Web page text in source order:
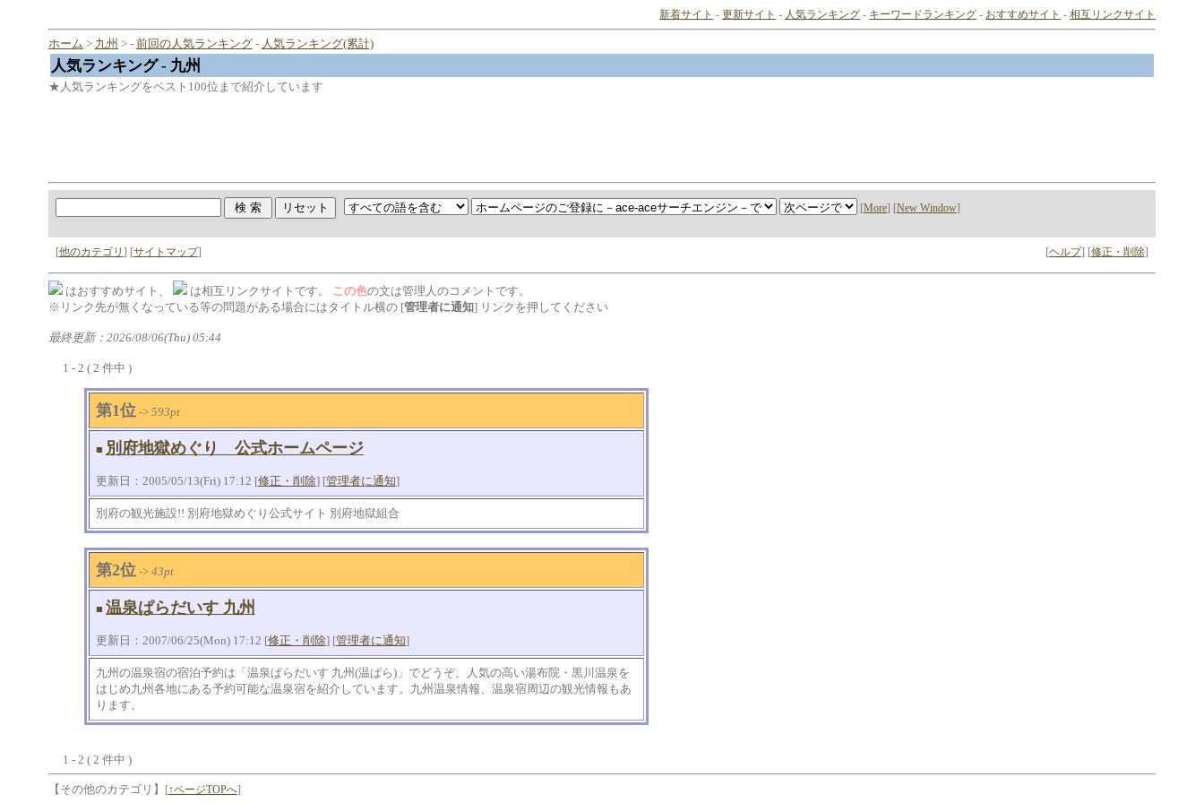
新着サイト -更新サイト - 人気ランキング - キーワードランキング - おすすめサイト -相互リンクサイト
ホーム > 九州 > - 前回の人気ランキング- 人気ランキング(累計)
人気ランキング - 九州
★人気ランキングをベスト100位まで紹介しています
[More] [New Window]
[他のカテゴリ ] [サイトマップ] [ヘルプ] [修正・削除]
はおすすめサイト、 は相互リンクサイトです。 この色の文は管理人のコメントです。
※リンク先が無くなっている等の問題がある場合にはタイトル横の [管理者に通知] リンクを押してください
最終更新：2026/08/06(Thu) 05:44
1 - 2 ( 2 件中 )
第1位-> 593pt
■ 別府地獄めぐり 公式ホームページ
更新日：2005/05/13(Fri) 17:12 [修正・削除] [管理者に通知]
別府の観光施設!! 別府地獄めぐり公式サイト 別府地獄組合
第2位-> 43pt
■ 温泉ぱらだいす 九州
更新日：2007/06/25(Mon) 17:12 [修正・削除] [管理者に通知]
九州の温泉宿の宿泊予約は「温泉ぱらだいす 九州(温ぱら)」でどうぞ。人気の高い湯布院・黒川温泉を
はじめ九州各地にある予約可能な温泉宿を紹介しています。九州温泉情報、温泉宿周辺の観光情報もあ
ります。
1 - 2 ( 2 件中 )
【その他のカテゴリ】 [↑ページTOPへ]